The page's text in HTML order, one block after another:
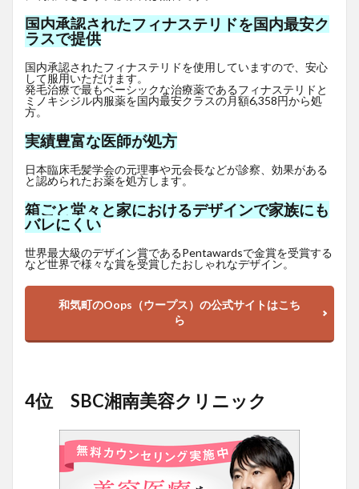
国内承認されたフィナステリドを国内最安ク
ラスで提供
国内承認されたフィナステリドを使用していますので、安心
して服用いただけます。
発毛治療で最もベーシックな治療薬であるフィナステリドと
ミノキシジル内服薬を国内最安クラスの月額6,358円から処
方。
実績豊富な医師が処方
日本臨床毛髪学会の元理事や元会長などが診察、効果がある
と認められたお薬を処方します。
箱ごと堂々と家におけるデザインで家族にも
バレにくい
世界最大級のデザイン賞であるPentawardsで金賞を受賞する
など世界で様々な賞を受賞したおしゃれなデザイン。
和気町のOops（ウープス）の公式サイトはこち
ら
4位 SBC湘南美容クリニック